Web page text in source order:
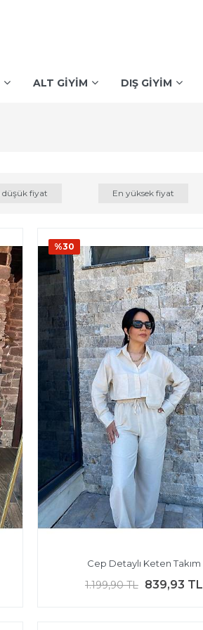
ALT GİYİM DIŞ GİYİM
düşük fiyat En yüksek fiyat
%30
Cep Detaylı Keten Takım
1.199,90 TL 839,93 TL